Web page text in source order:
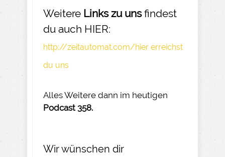
Weitere Links zu unsfindest
du auch HIER:
http://zeitautomat.com/hier erreichst
du uns
Alles Weitere dann im heutigen
Podcast 358.
Wir wünschen dir